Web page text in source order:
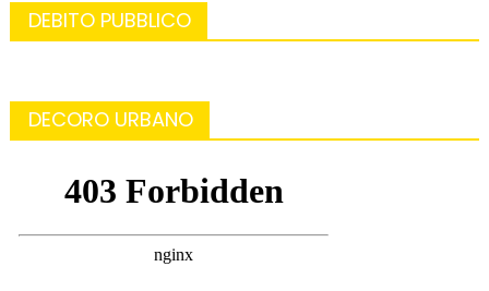
DEBITO PUBBLICO
DECORO URBANO